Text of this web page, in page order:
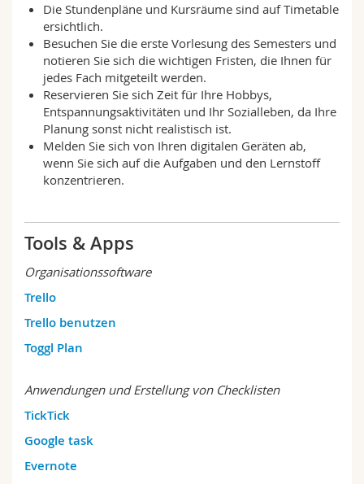
Die Stundenpläne und Kursräume sind auf Timetable
ersichtlich.
Besuchen Sie die erste Vorlesung des Semesters und
notieren Sie sich die wichtigen Fristen, die Ihnen für
jedes Fach mitgeteilt werden.
Reservieren Sie sich Zeit für Ihre Hobbys,
Entspannungsaktivitäten und Ihr Sozialleben, da Ihre
Planung sonst nicht realistisch ist.
Melden Sie sich von Ihren digitalen Geräten ab,
wenn Sie sich auf die Aufgaben und den Lernstoff
konzentrieren.
Tools & Apps
Organisationssoftware
Trello
Trello benutzen
Toggl Plan
Anwendungen und Erstellung von Checklisten
TickTick
Google task
Evernote